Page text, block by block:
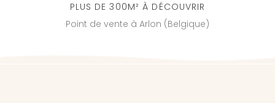
PLUS DE 300M² À DÉCOUVRIR
Point de vente à Arlon (Belgique)